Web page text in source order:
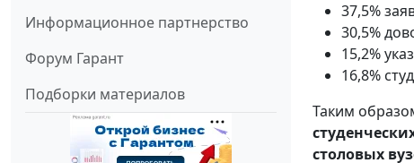
Информационное партнерство
Форум Гарант
Подборки материалов
37,5%
30,5%
15,2%
16,8%
Таким
столовых